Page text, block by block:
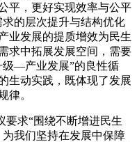
平，更好实现效率与公平
的层次提升与结构优化
业发展的提质增效为民生
求中拓展发展空间，需要
—产业发展”的良性循
生动实践，既体现了发展
律。
要求“围绕不断增进民生
我们坚持在发展中保障